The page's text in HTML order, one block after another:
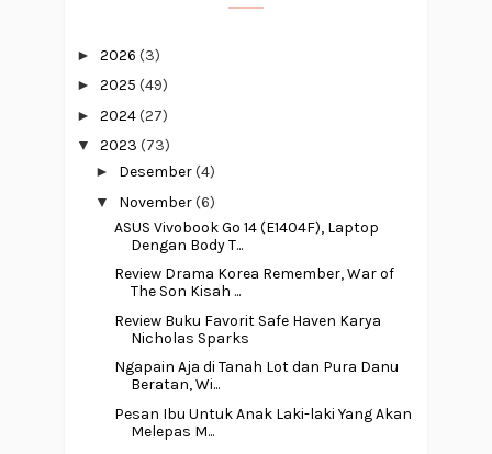
► 2026 (3)
► 2025 (49)
► 2024(27)
▼ 2023 (73)
► Desember(4)
▼ November(6)
ASUS Vivobook Go 14 (E1404F), Laptop
Dengan Body T...
Review Drama Korea Remember, War of
The Son Kisah ...
Review Buku Favorit Safe Haven Karya
Nicholas Sparks
Ngapain Aja di Tanah Lot dan Pura Danu
Beratan, Wi...
Pesan Ibu Untuk Anak Laki-laki Yang Akan
Melepas M...